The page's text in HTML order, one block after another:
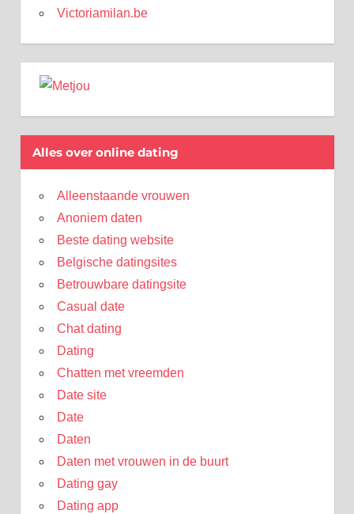
Victoriamilan.be
Alles over online dating
Alleenstaande vrouwen
Anoniem daten
Beste dating website
Belgische datingsites
Betrouwbare datingsite
Casual date
Chat dating
Dating
Chatten met vreemden
Date site
Date
Daten
Daten met vrouwen in de buurt
Dating gay
Dating app